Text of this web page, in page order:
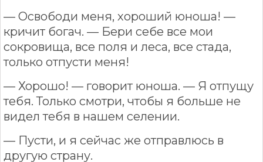
— Освободи меня, хороший юноша! —
кричит богач. — Бери себе все мои
сокровища, все поля и леса, все стада,
только отпусти меня!
— Хорошо! — говорит юноша. — Я отпущу
тебя. Только смотри, чтобы я больше не
видел тебя в нашем селении.
— Пусти, и я сейчас же отправлюсь в
другую страну.